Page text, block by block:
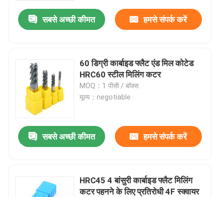
सबसे अच्छी कीमत हमसे संपर्क करें
60 डिग्री कार्बाइड फ्लैट एंड मिल कोटेड
HRC60 स्टील मिलिंग कटर
MOQ：1 पीसी / बॉक्स
मूल्य：negotiable
सबसे अच्छी कीमत हमसे संपर्क करें
HRC45 4 बांसुरी कार्बाइड फ्लैट मिलिंग
कटर पहनने के लिए प्रतिरोधी 4F स्क्वायर